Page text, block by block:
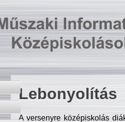
Lebonyolítás
A versenyre középiskolás